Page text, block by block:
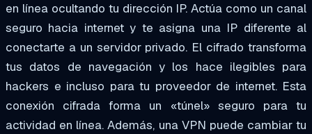
en línea ocultando tu dirección IP. Actúa como un canal
seguro hacia internet y te asigna una IP diferente al
conectarte a un servidor privado. El cifrado transforma
tus datos de navegación y los hace ilegibles para
hackers e incluso para tu proveedor de internet. Esta
conexión cifrada forma un «túnel» seguro para tu
actividad en línea. Además, una VPN puede cambiar tu